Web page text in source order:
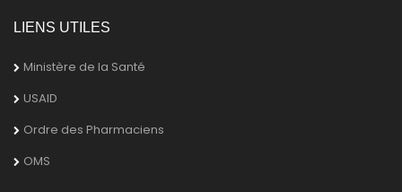
LIENS UTILES
Ministère de la Santé
USAID
Ordre des Pharmaciens
OMS